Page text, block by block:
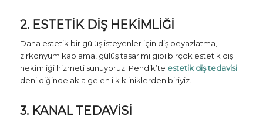
2. ESTETIK DIŞ HEKIMLIĞI
Daha estetik bir gülüş isteyenler için diş beyazlatma,
zirkonyum kaplama, gülüş tasarımı gibi birçok estetik diş
hekimliği hizmeti sunuyoruz. Pendik’te estetik diş tedavisi
denildiğinde akla gelen ilk kliniklerden biriyiz.
3. KANAL TEDAVISI